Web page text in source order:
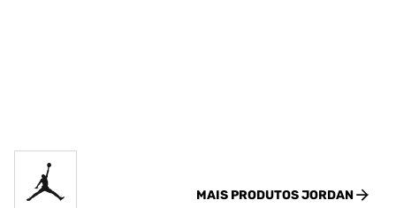
MAIS PRODUTOSJORDAN